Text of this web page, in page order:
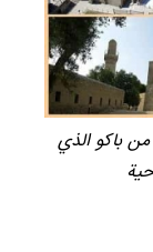
من باكو الذي